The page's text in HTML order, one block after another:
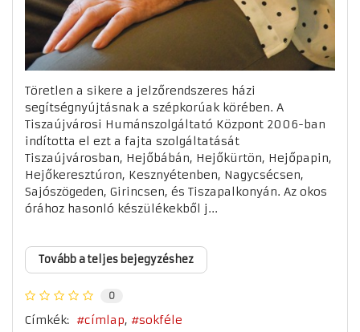
Töretlen a sikere a jelzőrendszeres házi
segítségnyújtásnak a szépkorúak körében. A
Tiszaújvárosi Humánszolgáltató Központ 2006-ban
indította el ezt a fajta szolgáltatását
Tiszaújvárosban, Hejőbábán, Hejőkürtön, Hejőpapin,
Hejőkeresztúron, Kesznyétenben, Nagycsécsen,
Sajószögeden, Girincsen, és Tiszapalkonyán. Az okos
órához hasonló készülékekből j...
Tovább a teljes bejegyzéshez
0
Címkék: címlap sokféle